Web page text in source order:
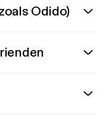
Odido)